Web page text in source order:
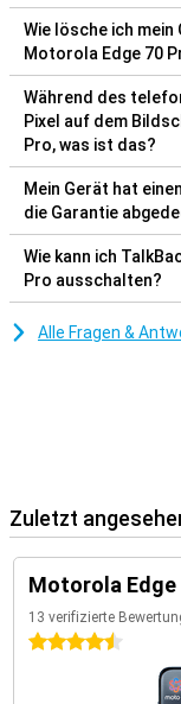
Wie lösche ich
Motorola Edge 70
Während des
Pixel auf dem
Pro, was ist das?
Mein Gerät hat
die Garantie
Wie kann ich
Pro ausschalten?
Alle Fragen &
Zuletzt
Motorola Edge
13 verifizierte
4.5 Sterne